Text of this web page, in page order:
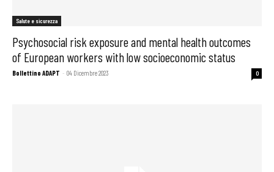
Salute e sicurezza
Psychosocial risk exposure and mental health outcomes
of European workers with low socioeconomic status
Bollettino ADAPT - 04 Dicembre 2023 0